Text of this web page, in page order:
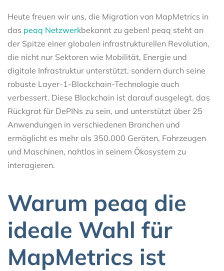
Heute freuen wir uns, die Migration von MapMetrics in
das peaq Netzwerkbekannt zu geben! peaq steht an
der Spitze einer globalen infrastrukturellen Revolution,
die nicht nur Sektoren wie Mobilität, Energie und
digitale Infrastruktur unterstützt, sondern durch seine
robuste Layer-1-Blockchain-Technologie auch
verbessert. Diese Blockchain ist darauf ausgelegt, das
Rückgrat für DePINs zu sein, und unterstützt über 25
Anwendungen in verschiedenen Branchen und
ermöglicht es mehr als 350.000 Geräten, Fahrzeugen
und Maschinen, nahtlos in seinem Ökosystem zu
interagieren.
Warum peaq die
ideale Wahl für
MapMetrics ist